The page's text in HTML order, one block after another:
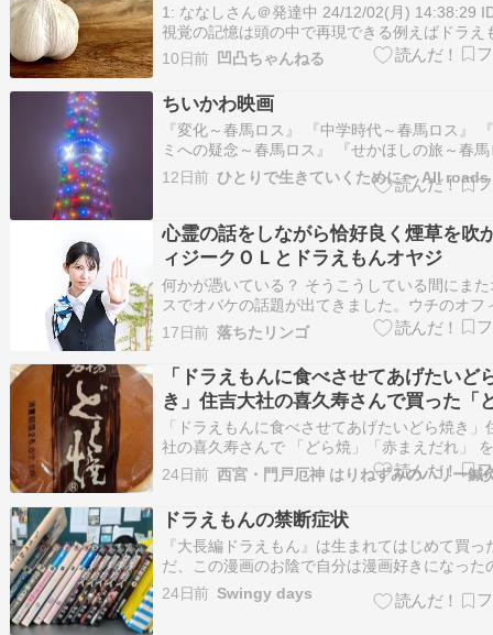
1: ななしさん＠発達中 24/12/02(月) 14:38:29
視覚の記憶は頭の中で再現できる例えばドラえ
顔、目を瞑ったら再現できる聴覚の記憶も頭の
現できる例えば「ぼくドラえもんです」頭の中
できるやろ、声優が誰かは世代によるが触覚も
ざ…
10日前 凹凸ちゃんねる
ちいかわ映画
『変化～春馬ロス』 『中学時代～春馬ロス』
ミへの疑念～春馬ロス』 『せかほしの旅～春
『動ける俳優～春馬ロス』 『築地のこと～春
『役柄に共感～春馬ロ…ameblo.jp ちいかわの
シリーズ化…
12日前 ひとりで生きていくために〜 All roads
心霊の話をしながら恰好良く煙草を吹
ィジークＯＬとドラえもんオヤジ
何かが憑いている？ そうこうしている間にま
スでオバケの話題が出てきました。ウチのオフ
人間のIQが低いのか？この手の話が多過ぎる感
ます。若社長に何かが憑いてるとリエちゃんが
しました。エリちゃん？リエちゃん？いまだに
ます。安達さんまで「そんな気がして…
17日前 落ちたリンゴ
「ドラえもんに食べさせてあげたいど
き」住吉大社の喜久寿さんで買った「
焼」「赤まえだれ」
「ドラえもんに食べさせてあげたいどら焼き」
社の喜久寿さんで 「どら焼」「赤まえだれ」
ました。どちらも美味しい。とても美味しい。
めします。
24日前 西宮・門戸厄神 はりねずみのハリー鍼
ドラえもんの禁断症状
『大長編ドラえもん』は生まれてはじめて買っ
だ、この漫画のお陰で自分は漫画好きになった
だ……という鬱陶しい話を思春期以降、もう35
い友人知人やパートナーにし続けている。 た
24日前 Swingy days